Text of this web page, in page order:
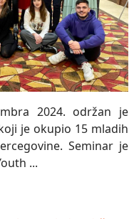
2024. održan je
je okupio 15 mladih
Seminar je
...